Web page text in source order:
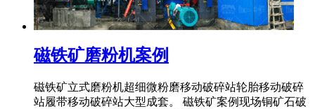
磁铁矿磨粉机案例
磁铁矿立式磨粉机超细微粉磨移动破碎站轮胎移动破碎
站履带移动破碎站大型成套。 磁铁矿案例现场铜矿石破